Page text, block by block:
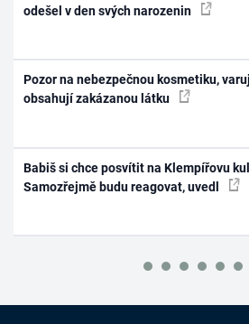
odešel v den svých narozenin
Pozor na nebezpečnou kosmetiku,
obsahují zakázanou látku
Babiš si chce posvítit na Klempířovu
Samozřejmě budu reagovat, uvedl